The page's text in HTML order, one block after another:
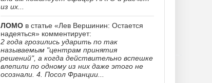
из их...
ЛОМО в статье «Лев Вершинин: Остается
надеяться» комментирует:
2 года грозились ударить по так
называемым "центрам принятия
решений", а когда действительно вспешке
влепили по одному из них даже этого не
осознали. 4. Посол Франции...